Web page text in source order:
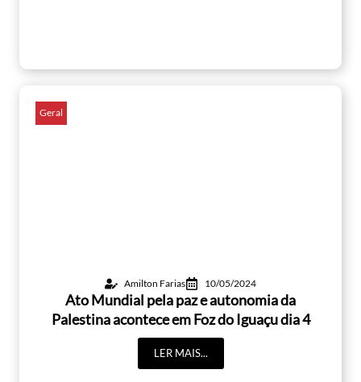
Geral
Amilton Farias 10/05/2024
Ato Mundial pela paz e autonomia da
Palestina acontece em Foz do Iguaçu dia 4
LER MAIS...